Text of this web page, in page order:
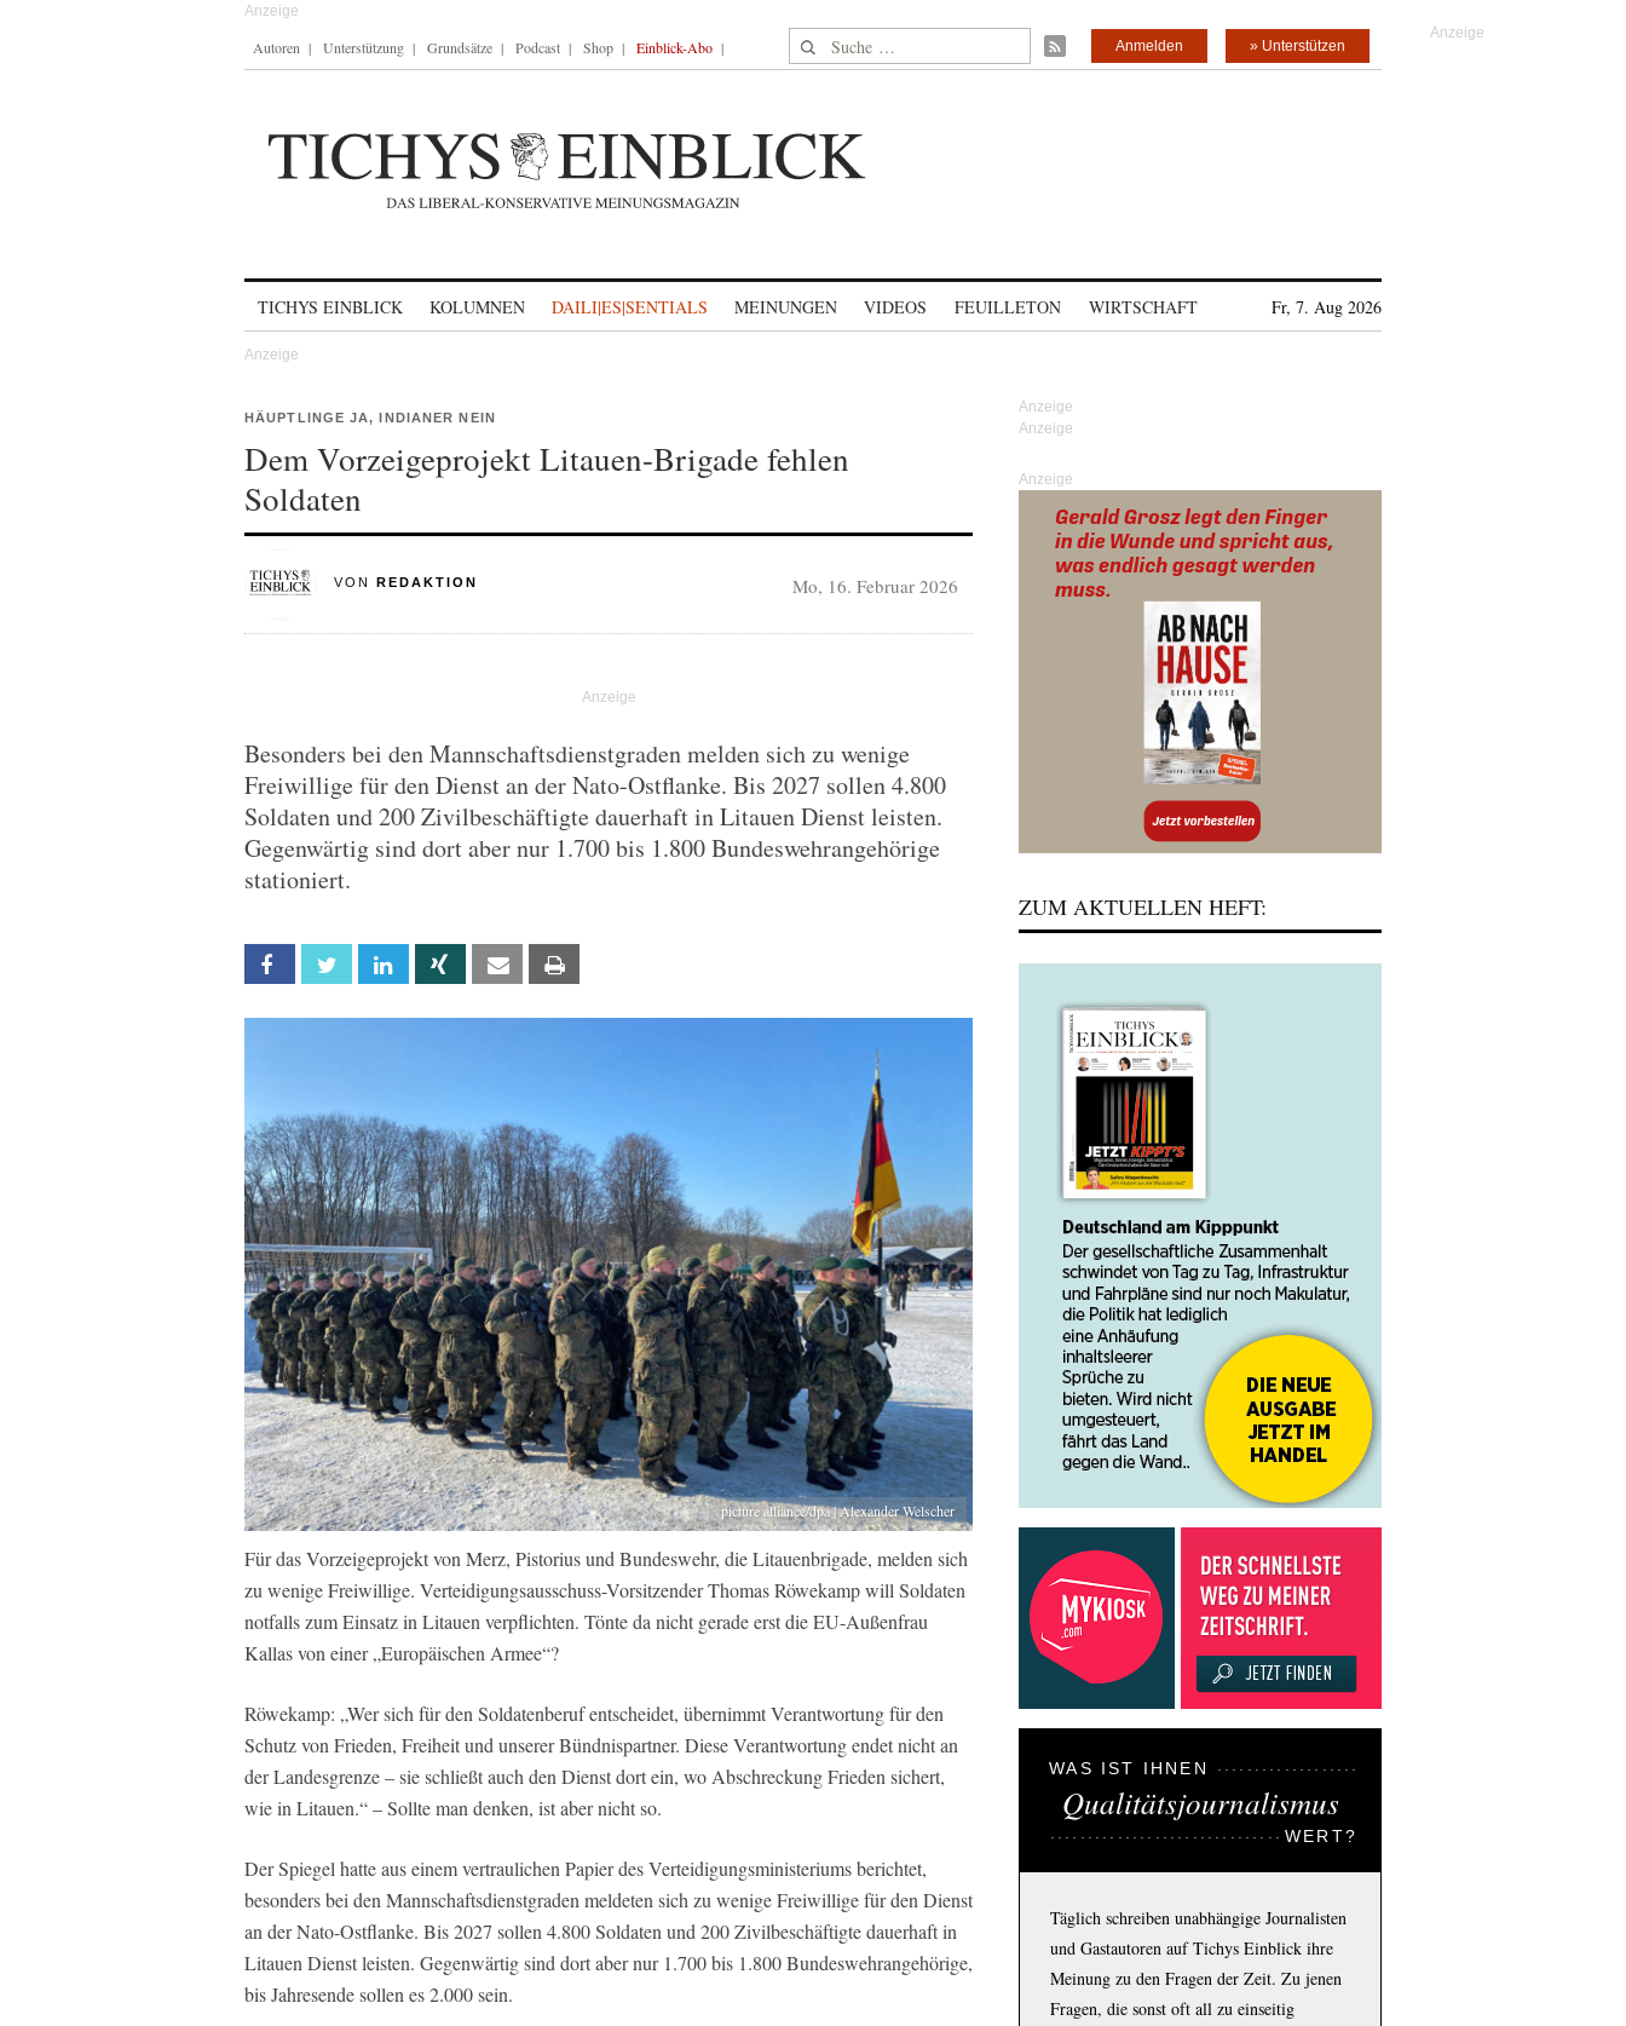
Autoren Unterstützung Grundsätze Podcast Shop Einblick-Abo Suche nach: » Unterstützen
Anmelden
TICHYS EINBLICK KOLUMNEN DAILI|ES|SENTIALS MEINUNGEN VIDEOS FEUILLETON WIRTSCHAFT Fr, 7. Aug 2026
HÄUPTLINGE JA, INDIANER NEIN
Dem Vorzeigeprojekt Litauen-Brigade fehlen
Soldaten
VON REDAKTION Mo, 16. Februar 2026
Besonders bei den Mannschaftsdienstgraden melden sich zu wenige
Freiwillige für den Dienst an der Nato-Ostflanke. Bis 2027 sollen 4.800
Soldaten und 200 Zivilbeschäftigte dauerhaft in Litauen Dienst leisten.
Gegenwärtig sind dort aber nur 1.700 bis 1.800 Bundeswehrangehörige
stationiert.
Facebook Twitter Linkedin Xing Email
picture alliance/dpa | Alexander Welscher
Für das Vorzeigeprojekt von Merz, Pistorius und Bundeswehr, die Litauenbrigade, melden sich
zu wenige Freiwillige. Verteidigungsausschuss-Vorsitzender Thomas Röwekamp will Soldaten
notfalls zum Einsatz in Litauen verpflichten. Tönte da nicht gerade erst die EU-Außenfrau
Kallas von einer „Europäischen Armee“?
Röwekamp: „Wer sich für den Soldatenberuf entscheidet, übernimmt Verantwortung für den
Schutz von Frieden, Freiheit und unserer Bündnispartner. Diese Verantwortung endet nicht an
der Landesgrenze – sie schließt auch den Dienst dort ein, wo Abschreckung Frieden sichert,
wie in Litauen.“ – Sollte man denken, ist aber nicht so.
Der Spiegel hatte aus einem vertraulichen Papier des Verteidigungsministeriums berichtet,
besonders bei den Mannschaftsdienstgraden meldeten sich zu wenige Freiwillige für den Dienst
an der Nato-Ostflanke. Bis 2027 sollen 4.800 Soldaten und 200 Zivilbeschäftigte dauerhaft in
Litauen Dienst leisten. Gegenwärtig sind dort aber nur 1.700 bis 1.800 Bundeswehrangehörige,
bis Jahresende sollen es 2.000 sein.
Anzeige
ZUM AKTUELLEN HEFT:
WAS IST IHNEN
Qualitätsjournalismus
WERT?
Täglich schreiben unabhängige Journalisten
und Gastautoren auf Tichys Einblick ihre
Meinung zu den Fragen der Zeit. Zu jenen
Fragen, die sonst oft all zu einseitig